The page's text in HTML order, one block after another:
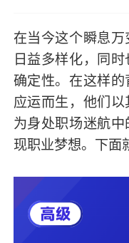
在当今这个瞬息
日益多样化，同
确定性。在这样
应运而生，他们以
为身处职场迷航
现职业梦想。下面